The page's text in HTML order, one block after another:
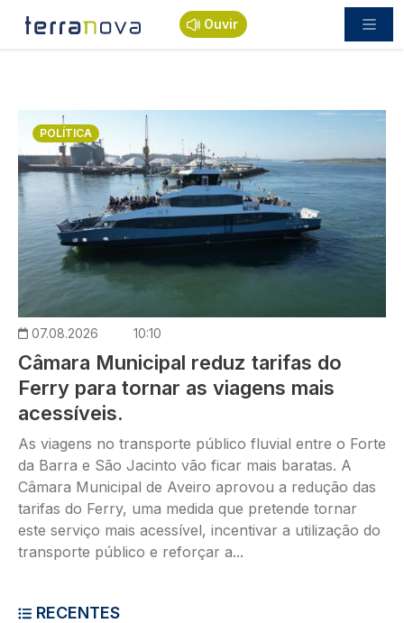
Passar para o conteúdo principal
Ouvir
Imagem
POLÍTICA
07.08.2026 10:10
Câmara Municipal reduz tarifas do
Ferry para tornar as viagens mais
acessíveis.
As viagens no transporte público fluvial entre o Forte
da Barra e São Jacinto vão ficar mais baratas. A
Câmara Municipal de Aveiro aprovou a redução das
tarifas do Ferry, uma medida que pretende tornar
este serviço mais acessível, incentivar a utilização do
transporte público e reforçar a...
RECENTES